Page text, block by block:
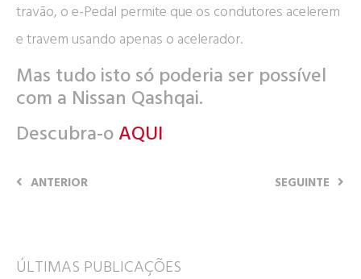
travão, o e-Pedal permite que os condutores acelerem
e travem usando apenas o acelerador.
Mas tudo isto só poderia ser possível
com a Nissan Qashqai.
Descubra-o AQUI
ANTERIOR SEGUINTE
ÚLTIMAS PUBLICAÇÕES